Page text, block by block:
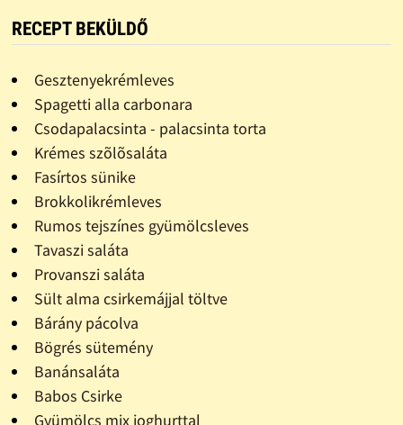
RECEPT BEKÜLDŐ
Gesztenyekrémleves
Spagetti alla carbonara
Csodapalacsinta - palacsinta torta
Krémes szõlõsaláta
Fasírtos sünike
Brokkolikrémleves
Rumos tejszínes gyümölcsleves
Tavaszi saláta
Provanszi saláta
Sült alma csirkemájjal töltve
Bárány pácolva
Bögrés sütemény
Banánsaláta
Babos Csirke
Gyümölcs mix joghurttal